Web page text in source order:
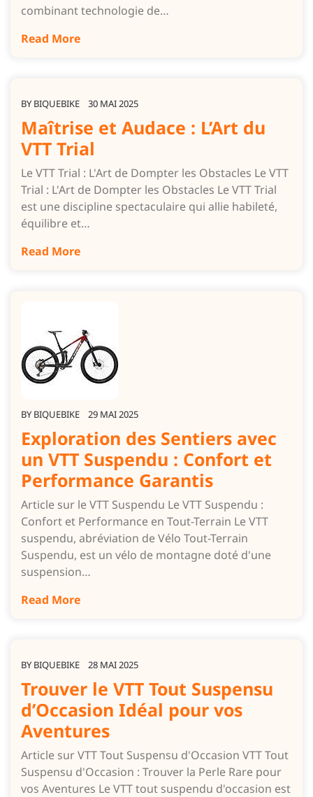
combinant technologie de…
Read More
BY BIQUEBIKE 30 MAI 2025
Maîtrise et Audace : L’Art du
VTT Trial
Le VTT Trial : L'Art de Dompter les Obstacles Le VTT
Trial : L'Art de Dompter les Obstacles Le VTT Trial
est une discipline spectaculaire qui allie habileté,
équilibre et…
Read More
BY BIQUEBIKE 29 MAI 2025
Exploration des Sentiers avec
un VTT Suspendu : Confort et
Performance Garantis
Article sur le VTT Suspendu Le VTT Suspendu :
Confort et Performance en Tout-Terrain Le VTT
suspendu, abréviation de Vélo Tout-Terrain
Suspendu, est un vélo de montagne doté d'une
suspension…
Read More
BY BIQUEBIKE 28 MAI 2025
Trouver le VTT Tout Suspensu
d’Occasion Idéal pour vos
Aventures
Article sur VTT Tout Suspensu d'Occasion VTT Tout
Suspensu d'Occasion : Trouver la Perle Rare pour
vos Aventures Le VTT tout suspendu d'occasion est